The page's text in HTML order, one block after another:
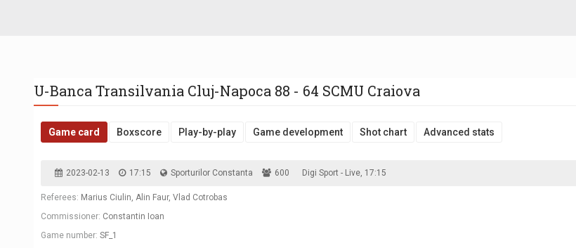
U-Banca Transilvania Cluj-Napoca 88 - 64 SCMU Craiova
Game card Boxscore Play-by-play Game development Shot chart Advanced stats
2023-02-13 17:15 Sporturilor Constanta 600 Digi Sport - Live, 17:15
Referees: Marius Ciulin, Alin Faur, Vlad Cotrobas
Commissioner: Constantin Ioan
Game number: SF_1